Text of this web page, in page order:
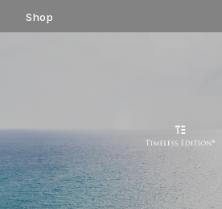
Shop
ン
ス
キ
ッ
プ